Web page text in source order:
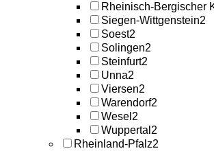
Rheinisch-Bergischer
Siegen-Wittgenstein2
Soest2
Solingen2
Steinfurt2
Unna2
Viersen2
Warendorf2
Wesel 2
Wuppertal 2
Rheinland-Pfalz2